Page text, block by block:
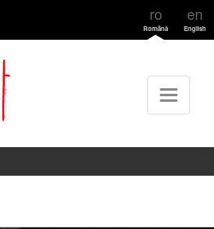
ro
Română
en
English